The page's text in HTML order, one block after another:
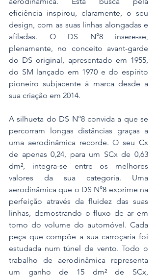
eficiência inspirou, claramente, o seu
design, com as suas linhas alongadas e
afiladas. O DS N°8 insere-se,
plenamente, no conceito avant-garde
do DS original, apresentado em 1955,
do SM lançado em 1970 e do espírito
pioneiro subjacente à marca desde a
sua criação em 2014.
A silhueta do DS N°8 convida a que se
percorram longas distâncias graças a
uma aerodinâmica recorde. O seu Cx
de apenas 0,24, para um SCx de 0,63
dm², integra-se entre os melhores
valores da sua categoria. Uma
aerodinâmica que o DS N°8 exprime na
perfeição através da fluidez das suas
linhas, demostrando o fluxo de ar em
torno do volume do automóvel. Cada
peça que compõe a sua carroçaria foi
estudada num túnel de vento. Todo o
trabalho de aerodinâmica representa
um ganho de 15 dm² de SCx,